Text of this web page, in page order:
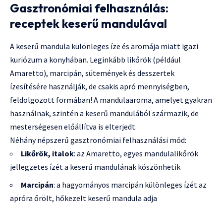
Gasztronómiai felhasználás:
receptek keserű mandulával
A keserű mandula különleges íze és aromája miatt igazi
kuriózum a konyhában. Leginkább likőrök (például
Amaretto), marcipán, sütemények és desszertek
ízesítésére használják, de csakis apró mennyiségben,
feldolgozott formában! A mandulaaroma, amelyet gyakran
használnak, szintén a keserű mandulából származik, de
mesterségesen előállítva is elterjedt.
Néhány népszerű gasztronómiai felhasználási mód:
Likőrök, italok: az Amaretto, egyes mandulalikőrök
jellegzetes ízét a keserű mandulának köszönhetik
Marcipán: a hagyományos marcipán különleges ízét az
apróra őrölt, hőkezelt keserű mandula adja